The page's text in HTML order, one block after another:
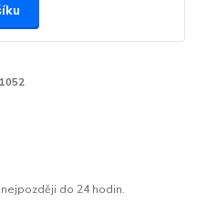
do 24 hodin.